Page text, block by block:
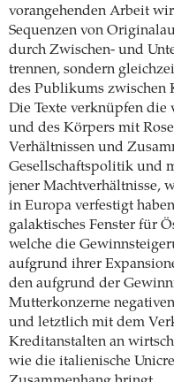
vorangehenden Arbeit
Sequenzen von
durch Zwischen- und
trennen, sondern
des Publikums zwischen
Die Texte verknüpfen die
und des Körpers mit
Verhältnissen und
Gesellschaftspolitik und
jener Machtverhältnisse,
in Europa verfestigt
galaktisches Fenster für
welche die
aufgrund ihrer
den aufgrund der
Mutterkonzerne
und letztlich mit dem
Kreditanstalten an
wie die italienische